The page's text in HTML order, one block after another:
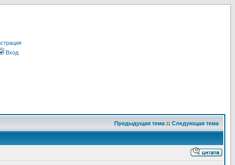
Вход
Предыдущая тема :: Следующая тема